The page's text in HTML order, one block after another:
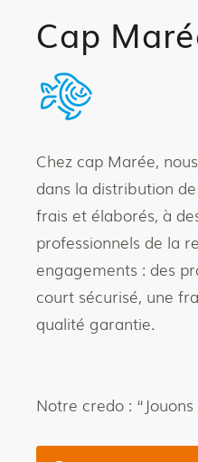
Cap
Chez cap Marée,
dans la distribution
frais et élaborés, à
professionnels de la
engagements : des
court sécurisé, une
qualité garantie.
Notre credo : “Jouons